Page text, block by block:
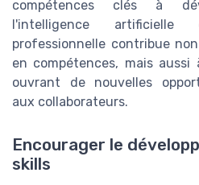
compétences clés à
l'intelligence
professionnelle contribue
en compétences, mais
ouvrant de nouvelles
aux collaborateurs.
Encourager le
skills